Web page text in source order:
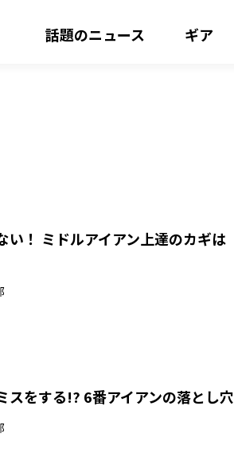
話題のニュース ギア
い！ ミドルアイアン上達のカギは
スをする!? 6番アイアンの落とし穴